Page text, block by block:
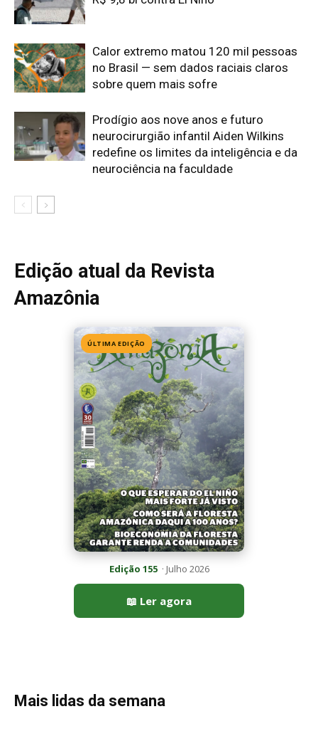
Edição atual da Revista
Amazônia
Edição 155· Julho 2026
📖 Ler agora
Mais lidas da semana
Peixe-lua emerge horizontalmente na superfície oceânica para
permitir que aves marinhas removam ectoparasitas